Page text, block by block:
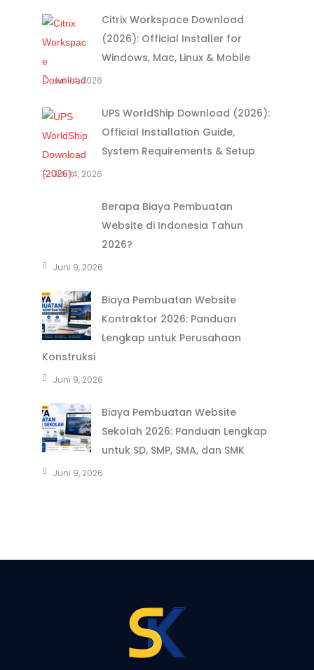
Citrix Workspace Download
(2026): Official Installer for
Windows, Mac, Linux & Mobile
Juli 14, 2026
UPS WorldShip Download (2026):
Official Installation Guide,
System Requirements & Setup
Juli 14, 2026
Berapa Biaya Pembuatan
Website di Indonesia Tahun
2026?
Juni 9, 2026
Biaya Pembuatan Website
Kontraktor 2026: Panduan
Lengkap untuk Perusahaan
Konstruksi
Juni 9, 2026
Biaya Pembuatan Website
Sekolah 2026: Panduan Lengkap
untuk SD, SMP, SMA, dan SMK
Juni 9, 2026